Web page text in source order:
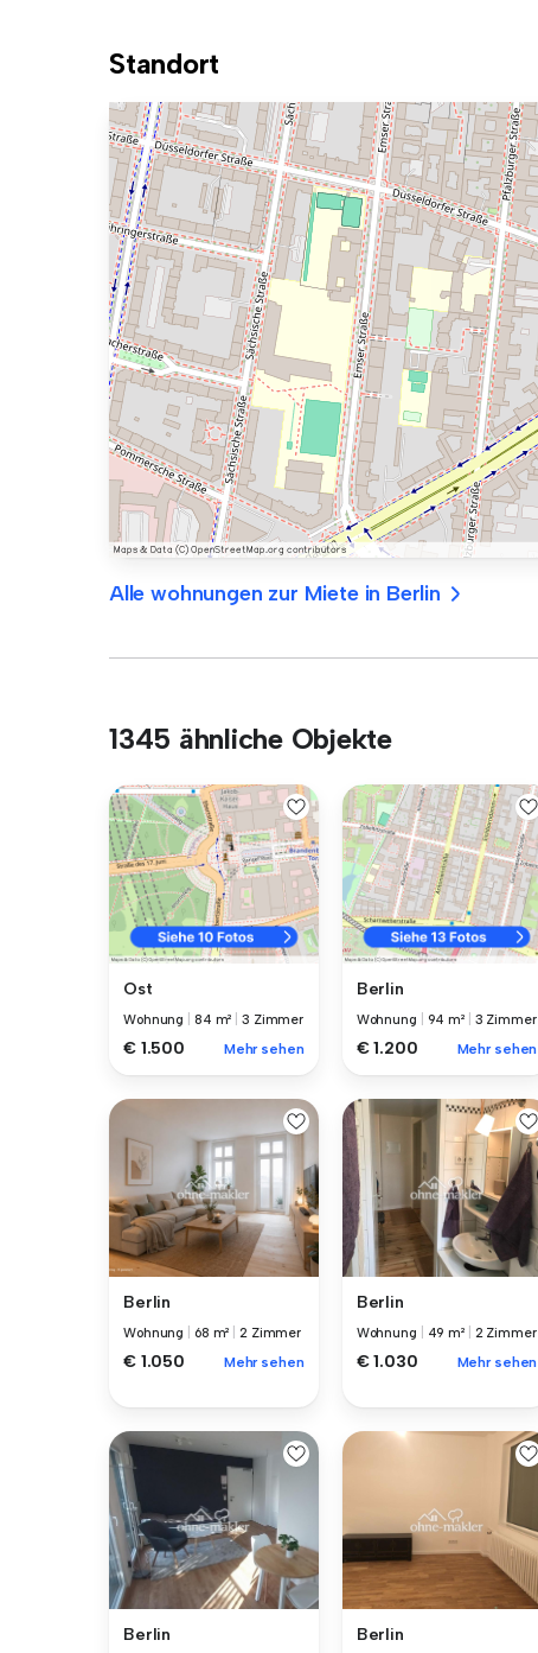
Standort
Alle wohnungen zur Miete in Berlin
1345 ähnliche Objekte
Ost
Wohnung 84 m² |3 Zimmer
€ 1.500 Mehr sehen
Berlin
Wohnung 94 m² 3 Zimmer
€ 1.200 Mehr sehen
Berlin
Wohnung 68 m² |2 Zimmer
€ 1.050 Mehr sehen
Berlin
Wohnung 49 m² 2 Zimmer
€ 1.030 Mehr sehen
Berlin Berlin